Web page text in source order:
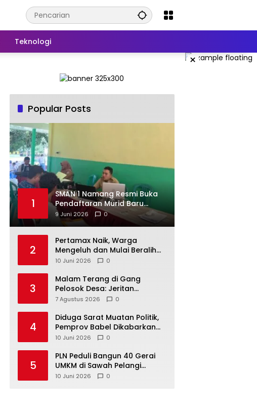
Teknologi
×
Popular Posts
1
SMAN 1 Namang Resmi Buka
Pendaftaran Murid Baru
2026/2027
9 Juni 2026 0
2
‎Pertamax Naik, Warga
Mengeluh dan Mulai Beralih
ke Pertalite Meski Harus Antre
10 Juni 2026 0
3
Malam Terang di Gang
Pelosok Desa: Jeritan
Harapan Ketua APDESI
Babel
7 Agustus 2026 0
4
‎Diduga Sarat Muatan Politik,
Pemprov Babel Dikabarkan
Lakukan Rotasi Besar-
10 Juni 2026 0
5
‎PLN Peduli Bangun 40 Gerai
UMKM di Sawah Pelangi
Namang, Dorong
10 Juni 2026 0